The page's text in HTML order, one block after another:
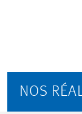
NOS